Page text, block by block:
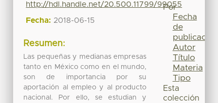
http://hdl.handle.net/20.500.11799/99055
Fecha: 2018-06-15
Resumen:
Las pequeñas y medianas empresas
tanto en México como en el mundo,
son de importancia por su
aportación al empleo y al producto
nacional. Por ello, se estudian y
Por
Fecha
de
publicación
Autor
Título
Materia
Tipo
Esta
colección